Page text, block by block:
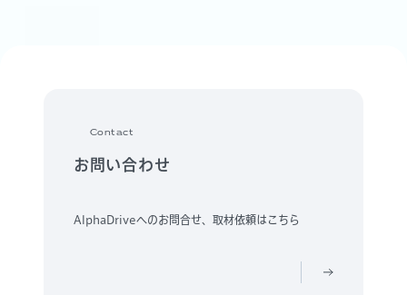
Contact
お問い合わせ
AlphaDriveへのお問合せ、取材依頼はこちら